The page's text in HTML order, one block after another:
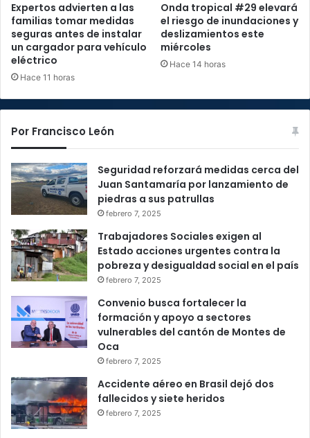
Expertos advierten a las
familias tomar medidas
seguras antes de instalar
un cargador para vehículo
eléctrico
Hace 11 horas
Onda tropical #29 elevará
el riesgo de inundaciones y
deslizamientos este
miércoles
Hace 14 horas
Por Francisco León
Seguridad reforzará medidas cerca del
Juan Santamaría por lanzamiento de
piedras a sus patrullas
febrero 7, 2025
Trabajadores Sociales exigen al
Estado acciones urgentes contra la
pobreza y desigualdad social en el país
febrero 7, 2025
Convenio busca fortalecer la
formación y apoyo a sectores
vulnerables del cantón de Montes de
Oca
febrero 7, 2025
Accidente aéreo en Brasil dejó dos
fallecidos y siete heridos
febrero 7, 2025